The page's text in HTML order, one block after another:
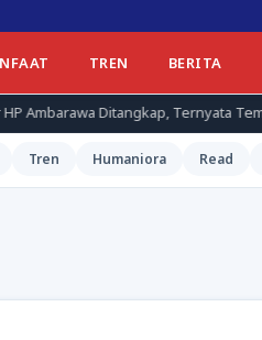
TREN BERITA
Ternyata Teman Korban
Tren Humaniora Read